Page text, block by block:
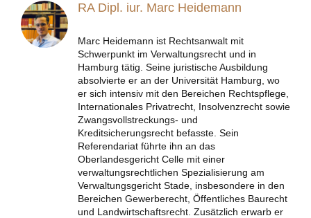
RA Dipl. iur. Marc Heidemann
Marc Heidemann ist Rechtsanwalt mit
Schwerpunkt im Verwaltungsrecht und in
Hamburg tätig. Seine juristische Ausbildung
absolvierte er an der Universität Hamburg, wo
er sich intensiv mit den Bereichen Rechtspflege,
Internationales Privatrecht, Insolvenzrecht sowie
Zwangsvollstreckungs- und
Kreditsicherungsrecht befasste. Sein
Referendariat führte ihn an das
Oberlandesgericht Celle mit einer
verwaltungsrechtlichen Spezialisierung am
Verwaltungsgericht Stade, insbesondere in den
Bereichen Gewerberecht, Öffentliches Baurecht
und Landwirtschaftsrecht. Zusätzlich erwarb er